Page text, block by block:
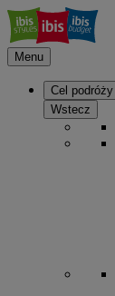
Menu
Cel podróży
Wstecz